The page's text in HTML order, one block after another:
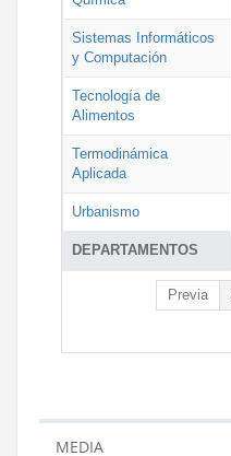
DEPARTAMENTOS
Sistemas Informáticos
y Computación
Tecnología de
Alimentos
Termodinámica
Aplicada
Urbanismo
Previa
MEDIA